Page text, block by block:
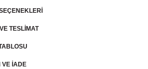
TESLİMAT
VE İADE